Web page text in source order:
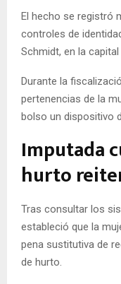
El hecho se registró
controles de
Schmidt, en la
Durante la
pertenencias de la
bolso un dispositivo
Imputada
hurto
Tras consultar los
estableció que la
pena sustitutiva de
de hurto.